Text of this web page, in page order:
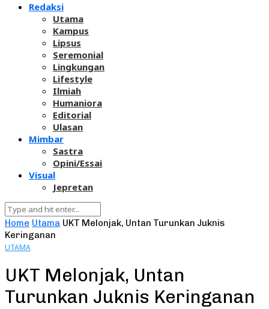
Redaksi
Utama
Kampus
Lipsus
Seremonial
Lingkungan
Lifestyle
Ilmiah
Humaniora
Editorial
Ulasan
Mimbar
Sastra
Opini/Essai
Visual
Jepretan
Home Utama UKT Melonjak, Untan Turunkan Juknis
Keringanan
UTAMA
UKT Melonjak, Untan
Turunkan Juknis Keringanan